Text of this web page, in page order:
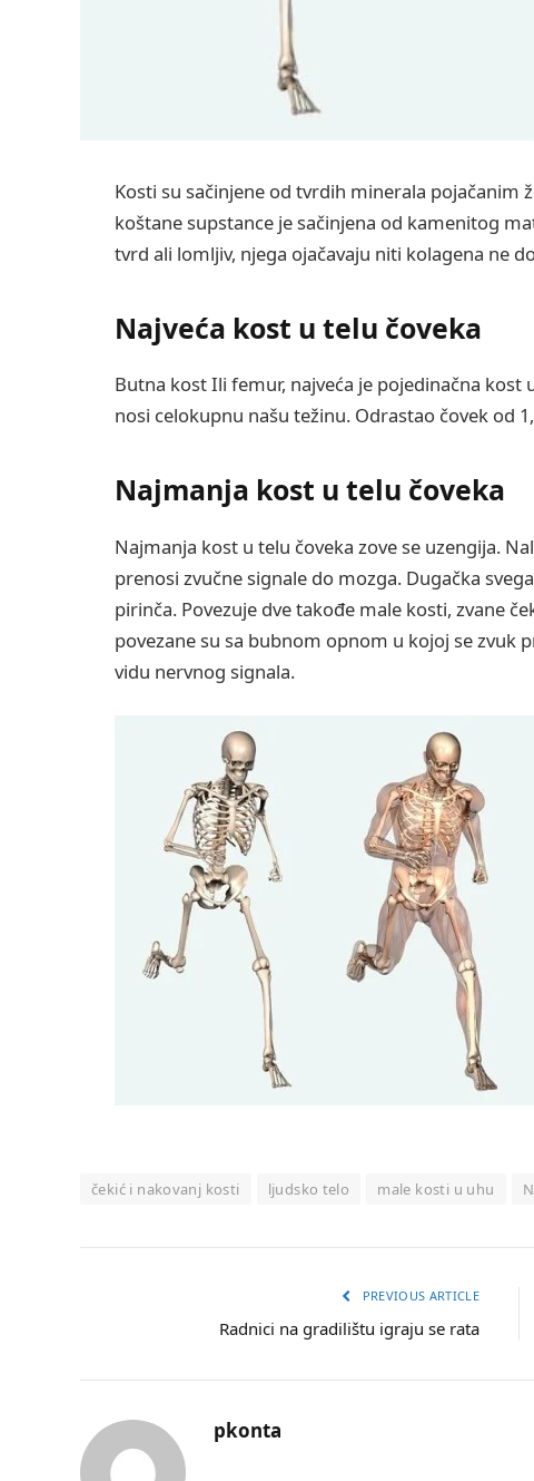
Kosti su sačinjene od tvrdih minerala pojačanim
koštane supstance je sačinjena od kamenitog
tvrd ali lomljiv, njega ojačavaju niti kolagena ne
Najveća kost u telu čoveka
Butna kost Ili femur, najveća je pojedinačna kost
nosi celokupnu našu težinu. Odrastao čovek od
Najmanja kost u telu čoveka
Najmanja kost u telu čoveka zove se uzengija.
prenosi zvučne signale do mozga. Dugačka
pirinča. Povezuje dve takođe male kosti, zvane
povezane su sa bubnom opnom u kojoj se zvuk
vidu nervnog signala.
čekić i nakovanj kosti ljudsko telo male kosti u uhu
PREVIOUS ARTICLE
Radnici na gradilištu igraju se rata
pkonta